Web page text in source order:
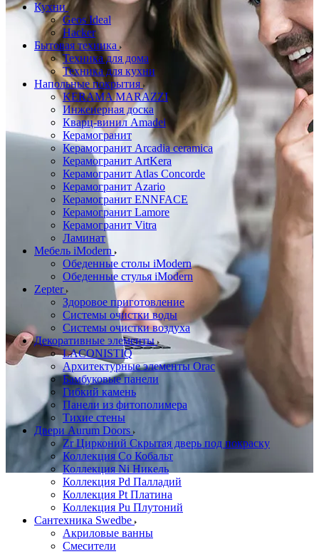
Кухни
Geos Ideal
Hacker
Бытовая техника
Техника для дома
Техника для кухни
Напольные покрытия
KERAMA MARAZZI
Инженерная доска
Кварц-винил Amadei
Керамогранит
Керамогранит Arcadia ceramica
Керамогранит ArtKera
Керамогранит Atlas Concorde
Керамогранит Azario
Керамогранит ENNFACE
Керамогранит Lamore
Керамогранит Vitra
Ламинат
Мебель iModern
Обеденные столы iModern
Обеденные стулья iModern
Zepter
Здоровое приготовление
Системы очистки воды
Системы очистки воздуха
Декоративные элементы
LACONISTIQ
Архитектурные элементы Orac
Бамбуковые панели
Гибкий камень
Панели из фитополимера
Тихие стены
Двери Aurum Doors
Zr Цирконий Скрытая дверь под покраску
Коллекция Co Кобальт
Коллекция Ni Никель
Коллекция Pd Палладий
Коллекция Pt Платина
Коллекция Pu Плутоний
Сантехника Swedbe
Акриловые ванны
Смесители